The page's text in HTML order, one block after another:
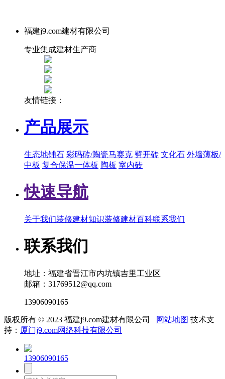
福建j9.com建材有限公司
专业集成建材生产商
友情链接：
产品展示
生态地铺石 彩码砖/陶瓷马赛克 劈开砖 文化石 外墙薄板/
中板 复合保温一体板 陶板 室内砖
快速导航
关于我们装修建材知识装修建材百科联系我们
联系我们
地址：福建省晋江市内坑镇吉里工业区
邮箱：31769512@qq.com
13906090165
版权所有 © 2023 福建j9.com建材有限公司 网站地图 技术支
持： 厦门j9.com网络科技有限公司
13906090165